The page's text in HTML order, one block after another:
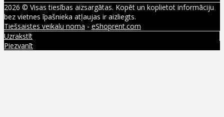
2026 © Visas tiesības aizsargātas. Kopēt un koplietot informāciju
bez vietnes īpašnieka atļaujas ir aizliegts.
Tiešsaistes veikalu noma - eShoprent.com
Uzrakstīt
Piezvanīt